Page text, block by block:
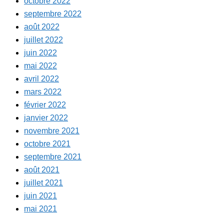
septembre 2022
août 2022
juillet 2022
juin 2022
mai 2022
avril 2022
mars 2022
février 2022
janvier 2022
novembre 2021
octobre 2021
septembre 2021
août 2021
juillet 2021
juin 2021
mai 2021